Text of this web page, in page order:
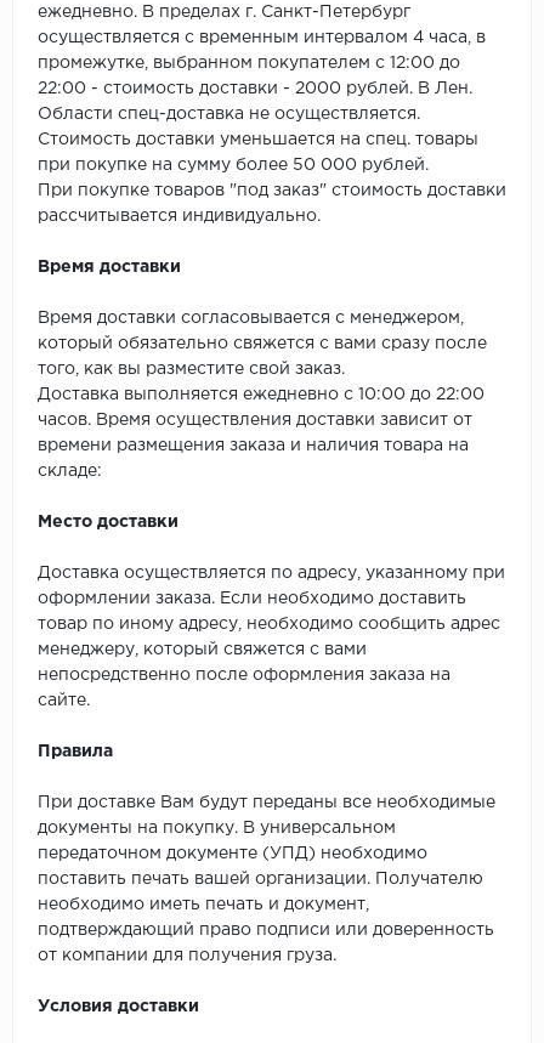
TANTO
Tarkett
Tulesna
Wonderful Vinyl
ежедневно. В пределах г. Санкт-Петербург
осуществляется с временным интервалом 4 часа, в
промежутке, выбранном покупателем с 12:00 до
22:00 - стоимость доставки - 2000 рублей. В Лен.
Области спец-доставка не осуществляется.
Стоимость доставки уменьшается на спец. товары
при покупке на сумму более 50 000 рублей.
При покупке товаров "под заказ" стоимость доставки
рассчитывается индивидуально.
Время доставки
Время доставки согласовывается с менеджером,
который обязательно свяжется с вами сразу после
того, как вы разместите свой заказ.
Доставка выполняется ежедневно с 10:00 до 22:00
часов. Время осуществления доставки зависит от
времени размещения заказа и наличия товара на
складе:
Место доставки
Доставка осуществляется по адресу, указанному при
оформлении заказа. Если необходимо доставить
товар по иному адресу, необходимо сообщить адрес
менеджеру, который свяжется с вами
непосредственно после оформления заказа на
сайте.
Правила
При доставке Вам будут переданы все необходимые
документы на покупку. В универсальном
передаточном документе (УПД) необходимо
поставить печать вашей организации. Получателю
необходимо иметь печать и документ,
подтверждающий право подписи или доверенность
от компании для получения груза.
Условия доставки